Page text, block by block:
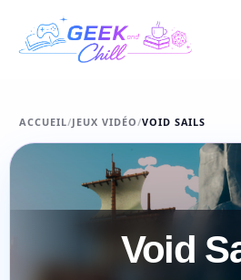
ACCUEIL/JEUX VIDÉO/VOID SAILS
Void